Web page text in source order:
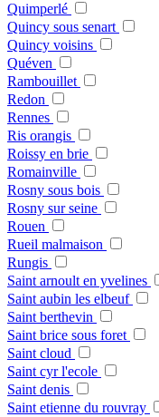
Quimperlé
Quincy sous senart
Quincy voisins
Quéven
Rambouillet
Redon
Rennes
Ris orangis
Roissy en brie
Romainville
Rosny sous bois
Rosny sur seine
Rouen
Rueil malmaison
Rungis
Saint arnoult en yvelines
Saint aubin les elbeuf
Saint berthevin
Saint brice sous foret
Saint cloud
Saint cyr l'ecole
Saint denis
Saint etienne du rouvray